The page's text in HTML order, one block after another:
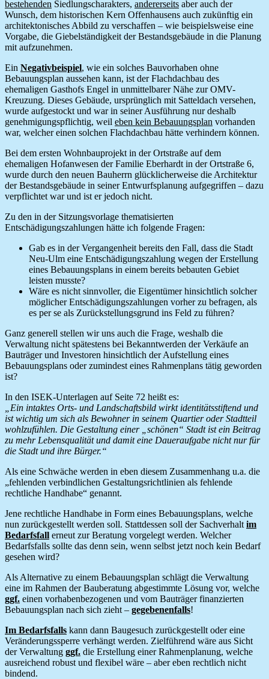
bestehenden Siedlungscharakters, andererseits aber auch der
Wunsch, dem historischen Kern Offenhausens auch zukünftig ein
architektonisches Abbild zu verschaffen – wie beispielsweise eine
Vorgabe, die Giebelständigkeit der Bestandsgebäude in die Planung
mit aufzunehmen.
Ein Negativbeispiel, wie ein solches Bauvorhaben ohne
Bebauungsplan aussehen kann, ist der Flachdachbau des
ehemaligen Gasthofs Engel in unmittelbarer Nähe zur OMV-
Kreuzung. Dieses Gebäude, ursprünglich mit Satteldach versehen,
wurde aufgestockt und war in seiner Ausführung nur deshalb
genehmigungspflichtig, weil eben kein Bebauungsplan vorhanden
war, welcher einen solchen Flachdachbau hätte verhindern können.
Bei dem ersten Wohnbauprojekt in der Ortstraße auf dem
ehemaligen Hofanwesen der Familie Eberhardt in der Ortstraße 6,
wurde durch den neuen Bauherrn glücklicherweise die Architektur
der Bestandsgebäude in seiner Entwurfsplanung aufgegriffen – dazu
verpflichtet war und ist er jedoch nicht.
Zu den in der Sitzungsvorlage thematisierten
Entschädigungszahlungen hätte ich folgende Fragen:
Gab es in der Vergangenheit bereits den Fall, dass die Stadt
Neu-Ulm eine Entschädigungszahlung wegen der Erstellung
eines Bebauungsplans in einem bereits bebauten Gebiet
leisten musste?
Wäre es nicht sinnvoller, die Eigentümer hinsichtlich solcher
möglicher Entschädigungszahlungen vorher zu befragen, als
es per se als Zurückstellungsgrund ins Feld zu führen?
Ganz generell stellen wir uns auch die Frage, weshalb die
Verwaltung nicht spätestens bei Bekanntwerden der Verkäufe an
Bauträger und Investoren hinsichtlich der Aufstellung eines
Bebauungsplans oder zumindest eines Rahmenplans tätig geworden
ist?
In den ISEK-Unterlagen auf Seite 72 heißt es:
„Ein intaktes Orts- und Landschaftsbild wirkt identitätsstiftend und
ist wichtig um sich als Bewohner in seinem Quartier oder Stadtteil
wohlzufühlen. Die Gestaltung einer „schönen“ Stadt ist ein Beitrag
zu mehr Lebensqualität und damit eine Daueraufgabe nicht nur für
die Stadt und ihre Bürger.“
Als eine Schwäche werden in eben diesem Zusammenhang u.a. die
„fehlenden verbindlichen Gestaltungsrichtlinien als fehlende
rechtliche Handhabe“ genannt.
Jene rechtliche Handhabe in Form eines Bebauungsplans, welche
nun zurückgestellt werden soll. Stattdessen soll der Sachverhalt im
Bedarfsfall erneut zur Beratung vorgelegt werden. Welcher
Bedarfsfalls sollte das denn sein, wenn selbst jetzt noch kein Bedarf
gesehen wird?
Als Alternative zu einem Bebauungsplan schlägt die Verwaltung
eine im Rahmen der Bauberatung abgestimmte Lösung vor, welche
ggf. einen vorhabenbezogenen und vom Bauträger finanzierten
Bebauungsplan nach sich zieht – gegebenenfalls!
Im Bedarfsfalls kann dann Baugesuch zurückgestellt oder eine
Veränderungssperre verhängt werden. Zielführend wäre aus Sicht
der Verwaltung ggf. die Erstellung einer Rahmenplanung, welche
ausreichend robust und flexibel wäre – aber eben rechtlich nicht
bindend.